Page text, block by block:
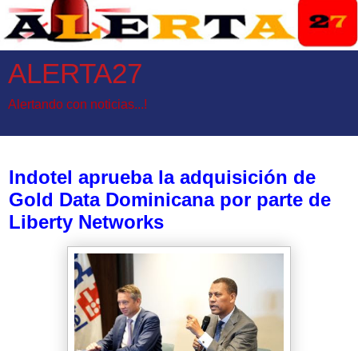
ALERTA27
Alertando con noticias...!
Indotel aprueba la adquisición de
Gold Data Dominicana por parte de
Liberty Networks